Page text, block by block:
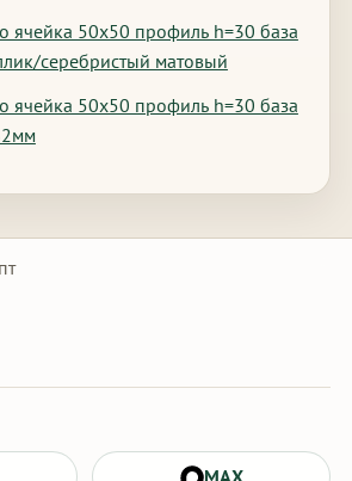
ячейка 50х50 профиль h=30 база
серебристый матовый
ячейка 50х50 профиль h=30 база
MAX